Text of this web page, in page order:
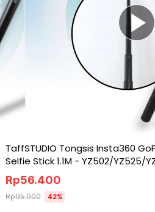
TaffSTUDIO Tongsis Insta360
Selfie Stick 1.1M - YZ502/YZ525/
Rp56.400
Rp95.900 42%